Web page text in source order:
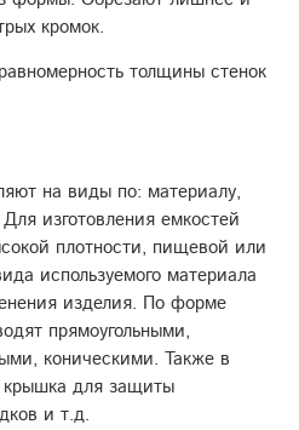
кромок.
толщины стенок
на виды по: материалу,
изготовления емкостей
плотности, пищевой или
используемого материала
изделия. По форме
прямоугольными,
коническими. Также в
крышка для защиты
и т.д.